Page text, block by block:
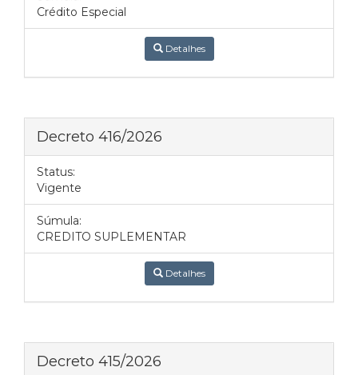
Crédito Especial
Detalhes
Decreto 416/2026
Status:
Vigente
Súmula:
CREDITO SUPLEMENTAR
Detalhes
Decreto 415/2026